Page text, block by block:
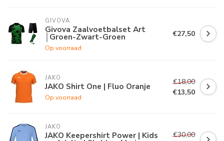
GIVOVA
Givova Zaalvoetbalset Art
│Groen-Zwart-Groen
Op voorraad
€27,50
JAKO
JAKO Shirt One | Fluo Oranje
Op voorraad
€18,00
€13,50
JAKO
JAKO Keepershirt Power | Kids
€30,00